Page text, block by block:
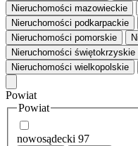
Nieruchomości mazowieckie
Nieruchomości podkarpackie
Nieruchomości pomorskie
Nieruchomości świętokrzyskie
Nieruchomości wielkopolskie
Powiat
Powiat
nowosądecki 97